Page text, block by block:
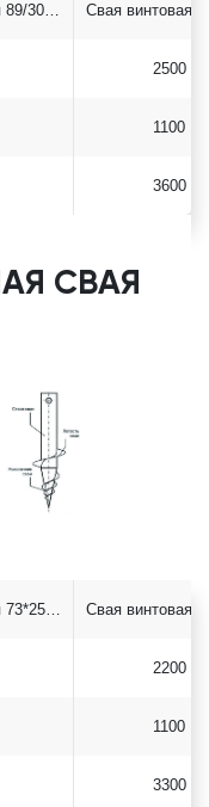
Свая винтовая 89/300*2500
2500
1100
3600
СВАЯ
Свая винтовая 73*2500 саморез
2200
1100
3300